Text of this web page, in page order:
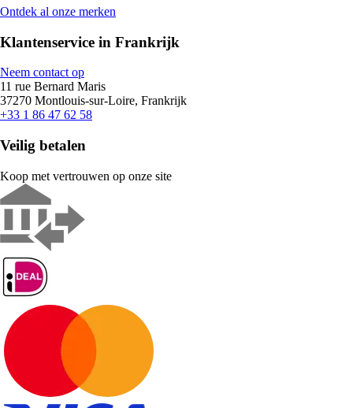
Ontdek al onze merken
Klantenservice in Frankrijk
Neem contact op
11 rue Bernard Maris
37270 Montlouis-sur-Loire, Frankrijk
+33 1 86 47 62 58
Veilig betalen
Koop met vertrouwen op onze site